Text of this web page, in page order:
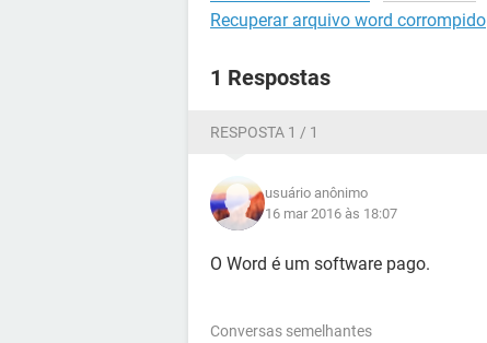
Recuperar arquivo word corrompido
1 Respostas
RESPOSTA 1 / 1
usuário anônimo
16 mar 2016 às 18:07
O Word é um software pago.
Conversas semelhantes